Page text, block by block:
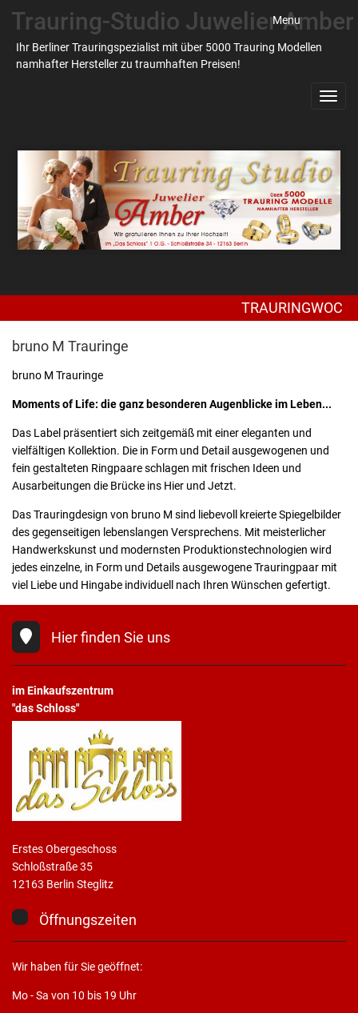
Trauring-Studio Juwelier Amber
Ihr Berliner Trauringspezialist mit über 5000 Trauring Modellen
namhafter Hersteller zu traumhaften Preisen!
Menu
bruno M Trauringe
bruno M Trauringe
Moments of Life: die ganz besonderen Augenblicke im Leben...
Das Label präsentiert sich zeitgemäß mit einer eleganten und
vielfältigen Kollektion. Die in Form und Detail ausgewogenen und
fein gestalteten Ringpaare schlagen mit frischen Ideen und
Ausarbeitungen die Brücke ins Hier und Jetzt.
Das Trauringdesign von bruno M sind liebevoll kreierte Spiegelbilder
des gegenseitigen lebenslangen Versprechens. Mit meisterlicher
Handwerkskunst und modernsten Produktionstechnologien wird
jedes einzelne, in Form und Details ausgewogene Trauringpaar mit
viel Liebe und Hingabe individuell nach Ihren Wünschen gefertigt.
Hier finden Sie uns
im Einkaufszentrum
"das Schloss"
Erstes Obergeschoss
Schloßstraße 35
12163 Berlin Steglitz
Öffnungszeiten
Wir haben für Sie geöffnet:
Mo - Sa von 10 bis 19 Uhr